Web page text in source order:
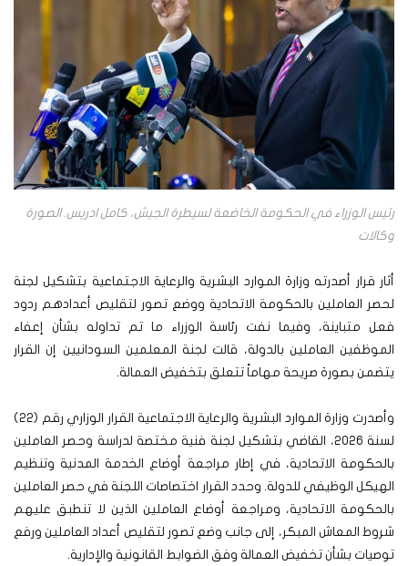
رئيس الوزراء في الحكومة الخاضعة لسيطرة الجيش، كامل ادريس. الصورة
وكالات
أثار قرار أصدرته وزارة الموارد البشرية والرعاية الاجتماعية بتشكيل لجنة
لحصر العاملين بالحكومة الاتحادية ووضع تصور لتقليص أعدادهم ردود
فعل متباينة، وفيما نفت رئاسة الوزراء ما تم تداوله بشأن إعفاء
الموظفين العاملين بالدولة، قالت لجنة المعلمين السودانيين إن القرار
يتضمن بصورة صريحة مهاماً تتعلق بتخفيض العمالة.
وأصدرت وزارة الموارد البشرية والرعاية الاجتماعية القرار الوزاري رقم (22)
لسنة 2026، القاضي بتشكيل لجنة فنية مختصة لدراسة وحصر العاملين
بالحكومة الاتحادية، في إطار مراجعة أوضاع الخدمة المدنية وتنظيم
الهيكل الوظيفي للدولة. وحدد القرار اختصاصات اللجنة في حصر العاملين
بالحكومة الاتحادية، ومراجعة أوضاع العاملين الذين لا تنطبق عليهم
شروط المعاش المبكر، إلى جانب وضع تصور لتقليص أعداد العاملين ورفع
توصيات بشأن تخفيض العمالة وفق الضوابط القانونية والإدارية.